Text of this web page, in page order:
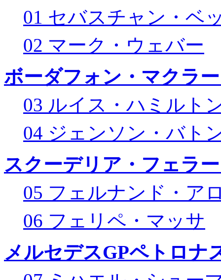
01 セバスチャン・ベ
02 マーク・ウェバー
ボーダフォン・マクラ
03 ルイス・ハミルト
04 ジェンソン・バト
スクーデリア・フェラ
05 フェルナンド・ア
06 フェリペ・マッサ
メルセデスGPペトロナ